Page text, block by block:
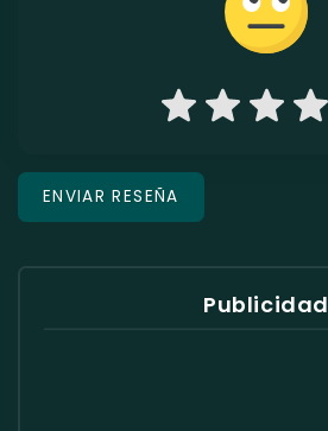
Publicidad